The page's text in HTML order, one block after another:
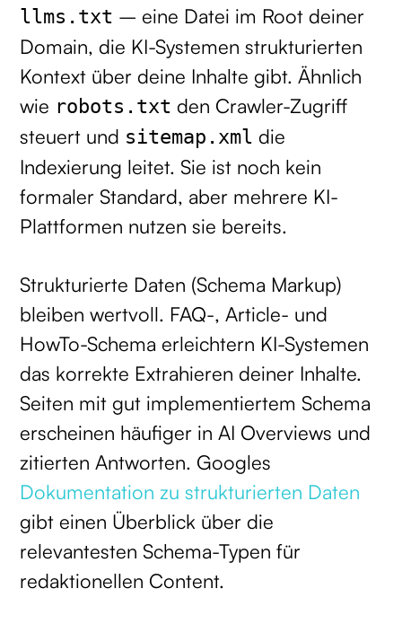
llms.txt – eine Datei im Root deiner
Domain, die KI-Systemen strukturierten
Kontext über deine Inhalte gibt. Ähnlich
wie robots.txt den Crawler-Zugriff
steuert und sitemap.xml die
Indexierung leitet. Sie ist noch kein
formaler Standard, aber mehrere KI-
Plattformen nutzen sie bereits.
Strukturierte Daten (Schema Markup)
bleiben wertvoll. FAQ-, Article- und
HowTo-Schema erleichtern KI-Systemen
das korrekte Extrahieren deiner Inhalte.
Seiten mit gut implementiertem Schema
erscheinen häufiger in AI Overviews und
zitierten Antworten. Googles
Dokumentation zu strukturierten Daten
gibt einen Überblick über die
relevantesten Schema-Typen für
redaktionellen Content.